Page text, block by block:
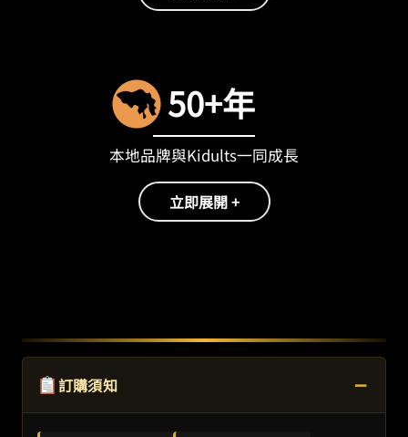
50+年
本地品牌與Kidults一同成長
立即展開 +
訂購須知 −